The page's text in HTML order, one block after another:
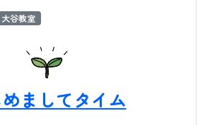
大谷教室
ましてタイム